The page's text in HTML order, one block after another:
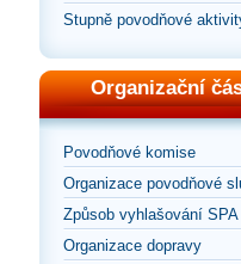
Stupně povodňové
Organizační
Povodňové komise
Organizace povodňové
Způsob vyhlašování SPA
Organizace dopravy